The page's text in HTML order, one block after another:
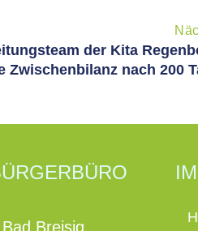
der Kita
Zwischenbilanz nach 200
Breisig